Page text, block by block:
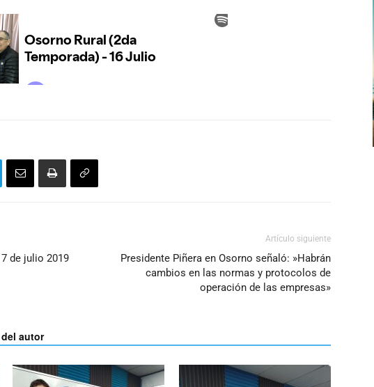
de julio 2019
Artículo siguiente
Presidente Piñera en Osorno señaló: »Habrán
cambios en las normas y protocolos de
operación de las empresas»
del autor